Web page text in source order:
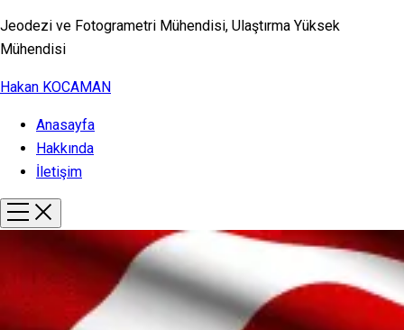
Jeodezi ve Fotogrametri Mühendisi, Ulaştırma Yüksek
Mühendisi
Hakan KOCAMAN
Anasayfa
Hakkında
İletişim